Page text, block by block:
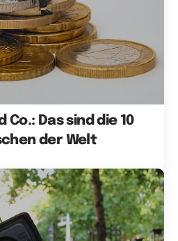
Co.: Das sind die 10
der Welt